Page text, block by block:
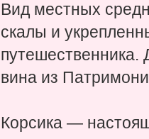
Вид местных
скалы и
путешественника.
вина из
Корсика —